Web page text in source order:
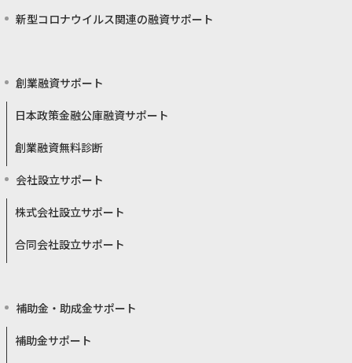
新型コロナウイルス関連の融資サポート
創業融資サポート
日本政策金融公庫融資サポート
創業融資無料診断
会社設立サポート
株式会社設立サポート
合同会社設立サポート
補助金・助成金サポート
補助金サポート